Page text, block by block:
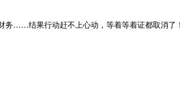
务……结果行动赶不上心动，等着等着证都取